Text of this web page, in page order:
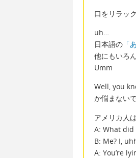
口をリラッ
uh…
日本語の 「
他にもいろ
Umm
Well, you
か悩まない
アメリカ人
A: What did
B: Me? I,
A: You’re